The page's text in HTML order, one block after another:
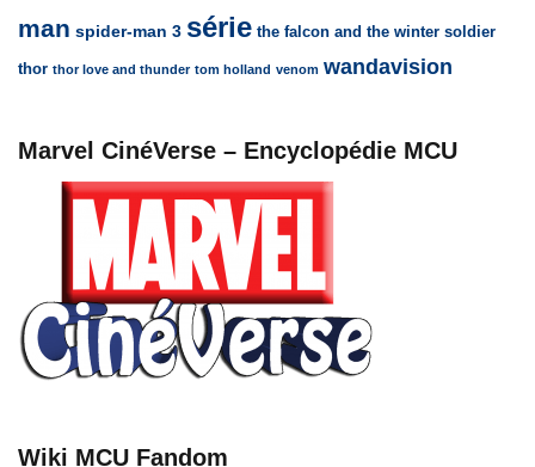
man spider-man 3 série the falcon and the winter soldier
thor thor love and thunder tom holland venom wandavision
Marvel CinéVerse – Encyclopédie MCU
Wiki MCU Fandom